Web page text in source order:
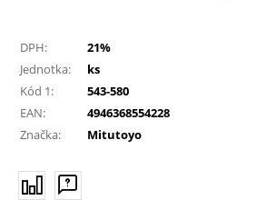
DPH:
21%
Jednotka:
ks
Kód 1:
543-580
EAN:
4946368554228
Značka:
Mitutoyo